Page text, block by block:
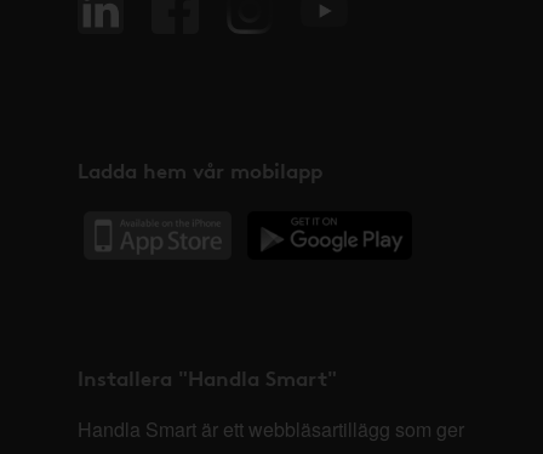
Ladda hem vår mobilapp
Installera "Handla Smart"
Handla Smart är ett webbläsartillägg som ger